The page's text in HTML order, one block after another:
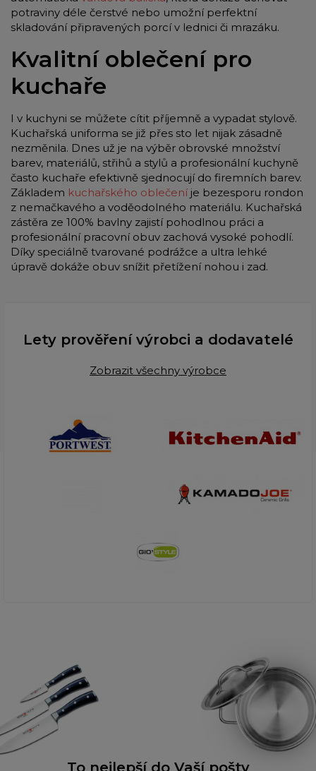
potraviny déle čerstvé nebo umožní perfektní
skladování připravených porcí v lednici či mrazáku.
Kvalitní oblečení pro
kuchaře
I v kuchyni se můžete cítit příjemně a vypadat stylově.
Kuchařská uniforma se již přes sto let nijak zásadně
nezměnila. Dnes už je na výběr obrovské množství
barev, materiálů, střihů a stylů a profesionální kuchyně
často kuchaře efektivně sjednocují do firemních barev.
Základem kuchařského oblečeníje bezesporu rondon
z nemačkavého a voděodolného materiálu. Kuchařská
zástěra ze 100% bavlny zajistí pohodlnou práci a
profesionální pracovní obuv zachová vysoké pohodlí.
Díky speciálně tvarované podrážce a ultra lehké
úpravě dokáže obuv snížit přetížení nohou i zad.
Lety prověření výrobci a dodavatelé
Zobrazit všechny výrobce
To nejlepší do Vaší pošty